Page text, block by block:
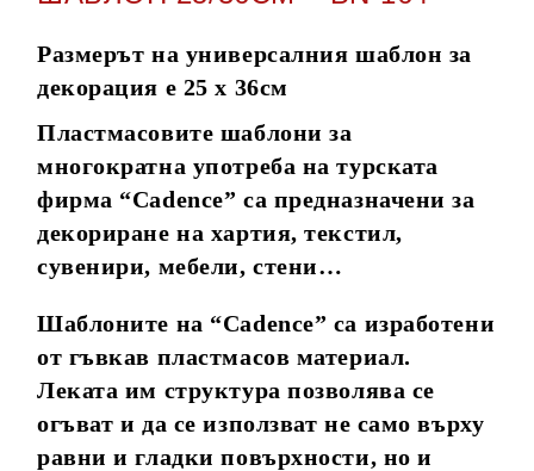
Размерът на универсалния шаблон за
декорация е 25 х 36см
Пластмасовите шаблони за
многократна употреба на турската
фирма “Cadence” са предназначени за
декориране на хартия, текстил,
сувенири, мебели, стени…
Шаблоните на “Cadence” са изработени
от гъвкав пластмасов материал.
Леката им структура позволява се
огъват и да се използват не само върху
равни и гладки повърхности, но и